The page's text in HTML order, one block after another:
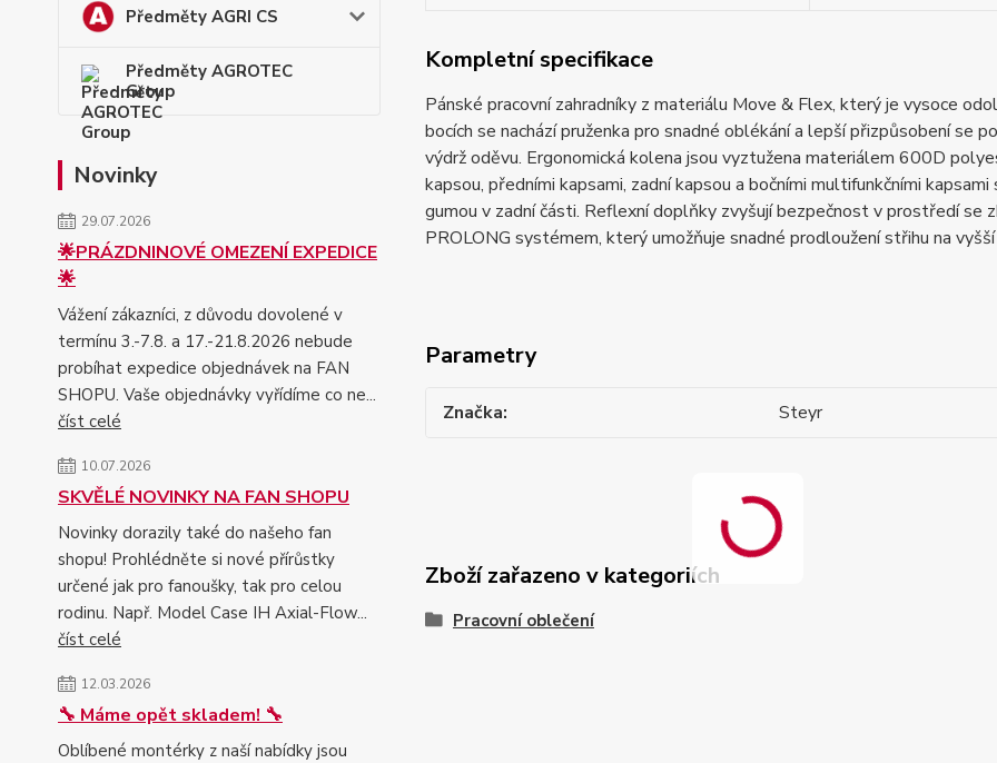
Předměty AGRI CS
Předměty AGROTEC
Group
Novinky
29.07.2026
🌟PRÁZDNINOVÉ OMEZENÍ EXPEDICE
🌟
Vážení zákazníci, z důvodu dovolené v
termínu 3.-7.8. a 17.-21.8.2026 nebude
probíhat expedice objednávek na FAN
SHOPU. Vaše objednávky vyřídíme co ne...
číst celé
10.07.2026
SKVĚLÉ NOVINKY NA FAN SHOPU
Novinky dorazily také do našeho fan
shopu! Prohlédněte si nové přírůstky
určené jak pro fanoušky, tak pro celou
rodinu. Např. Model Case IH Axial-Flow...
číst celé
12.03.2026
🔧 Máme opět skladem! 🔧
Oblíbené montérky z naší nabídky jsou
Kompletní specifikace
Pánské pracovní zahradníky z materiálu Move & Flex, který je vysoce
bocích se nachází pruženka pro snadné oblékání a lepší přizpůsobení
výdrž oděvu. Ergonomická kolena jsou vyztužena materiálem 600D
kapsou, předními kapsami, zadní kapsou a bočními multifunkčními
gumou v zadní části. Reflexní doplňky zvyšují bezpečnost v prostředí se
PROLONG systémem, který umožňuje snadné prodloužení střihu na
Parametry
Značka Steyr
Zboží zařazeno v kategoriích
Pracovní oblečení